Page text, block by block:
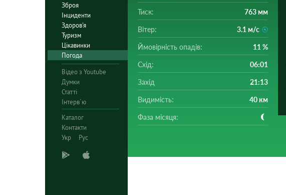
Зброя
Інциденти
Здоров'я
Туризм
Цікавинки
Погода
Відео з Youtube
Думки
Статті
Інтерв`ю
Каталог
Контакти
Укр
Рус
Тиск: 763 мм
Вітер: 3.1 м/с
Ймовірність опадів: 11 %
Схід: 06:01
Захід 21:13
Видимість: 40 км
Фаза місяця: